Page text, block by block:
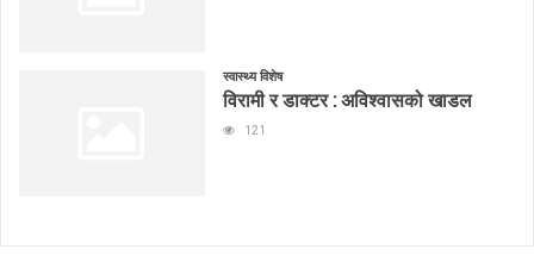
स्वास्थ्य विशेष
विरामी र डाक्टर : अविश्वासको खाडल
121